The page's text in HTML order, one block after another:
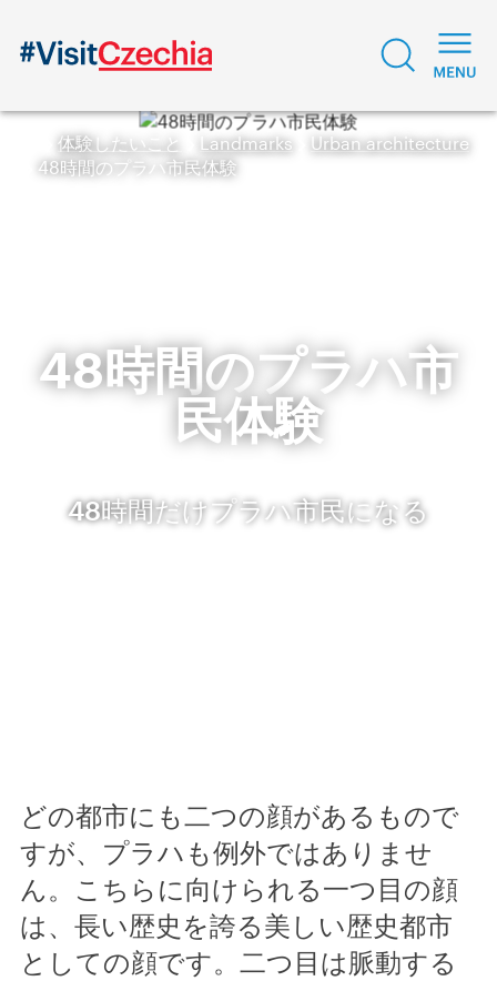
体験したいこと Landmarks
Urban architecture
48時間のプラハ市民体験
48時間のプラハ市
民体験
48時間だけプラハ市民になる
どの都市にも二つの顔があるもので
すが、プラハも例外ではありませ
ん。こちらに向けられる一つ目の顔
は、長い歴史を誇る美しい歴史都市
としての顔です。二つ目は脈動する